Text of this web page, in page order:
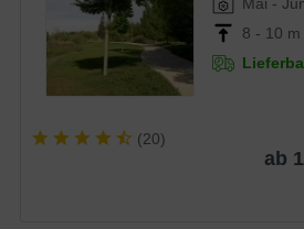
8 - 10 m
(20)
ab